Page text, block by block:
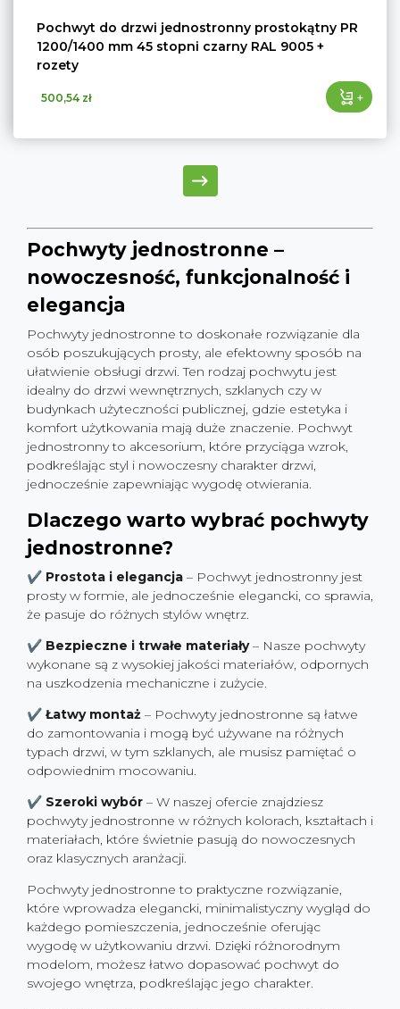
Pochwyt do drzwi jednostronny prostokątny PR
1200/1400 mm 45 stopni czarny RAL 9005 +
rozety
500,54 zł +
Pochwyty jednostronne –
nowoczesność, funkcjonalność i
elegancja
Pochwyty jednostronne to doskonałe rozwiązanie dla
osób poszukujących prosty, ale efektowny sposób na
ułatwienie obsługi drzwi. Ten rodzaj pochwytu jest
idealny do drzwi wewnętrznych, szklanych czy w
budynkach użyteczności publicznej, gdzie estetyka i
komfort użytkowania mają duże znaczenie. Pochwyt
jednostronny to akcesorium, które przyciąga wzrok,
podkreślając styl i nowoczesny charakter drzwi,
jednocześnie zapewniając wygodę otwierania.
Dlaczego warto wybrać pochwyty
jednostronne?
✔ Prostota i elegancja – Pochwyt jednostronny jest
prosty w formie, ale jednocześnie elegancki, co sprawia,
że pasuje do różnych stylów wnętrz.
✔ Bezpieczne i trwałe materiały– Nasze pochwyty
wykonane są z wysokiej jakości materiałów, odpornych
na uszkodzenia mechaniczne i zużycie.
✔ Łatwy montaż – Pochwyty jednostronne są łatwe
do zamontowania i mogą być używane na różnych
typach drzwi, w tym szklanych, ale musisz pamiętać o
odpowiednim mocowaniu.
✔ Szeroki wybór – W naszej ofercie znajdziesz
pochwyty jednostronne w różnych kolorach, kształtach i
materiałach, które świetnie pasują do nowoczesnych
oraz klasycznych aranżacji.
Pochwyty jednostronne to praktyczne rozwiązanie,
które wprowadza elegancki, minimalistyczny wygląd do
każdego pomieszczenia, jednocześnie oferując
wygodę w użytkowaniu drzwi. Dzięki różnorodnym
modelom, możesz łatwo dopasować pochwyt do
swojego wnętrza, podkreślając jego charakter.